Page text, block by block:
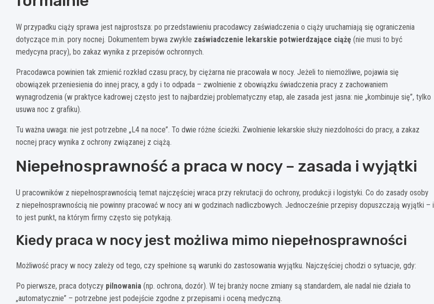
W przypadku ciąży sprawa jest najprostsza: po przedstawieniu pracodawcy zaświadczenia o ciąży uruchamiają się ograniczenia
dotyczące m.in. pory nocnej. Dokumentem bywa zwykłe zaświadczenie lekarskie potwierdzające ciążę (nie musi to być
medycyna pracy), bo zakaz wynika z przepisów ochronnych.
Pracodawca powinien tak zmienić rozkład czasu pracy, by ciężarna nie pracowała w nocy. Jeżeli to niemożliwe, pojawia się
obowiązek przeniesienia do innej pracy, a gdy i to odpada – zwolnienie z obowiązku świadczenia pracy z zachowaniem
wynagrodzenia (w praktyce kadrowej często jest to najbardziej problematyczny etap, ale zasada jest jasna: nie „kombinuje się”, tylko
usuwa noc z grafiku).
Tu ważna uwaga: nie jest potrzebne „L4 na noce”. To dwie różne ścieżki. Zwolnienie lekarskie służy niezdolności do pracy, a zakaz
nocnej pracy wynika z ochrony związanej z ciążą.
Niepełnosprawność a praca w nocy – zasada i wyjątki
U pracowników z niepełnosprawnością temat najczęściej wraca przy rekrutacji do ochrony, produkcji i logistyki. Co do zasady osoby
z niepełnosprawnością nie powinny pracować w nocy ani w godzinach nadliczbowych. Jednocześnie przepisy dopuszczają wyjątki – i
to jest punkt, na którym firmy często się potykają.
Kiedy praca w nocy jest możliwa mimo niepełnosprawności
Możliwość pracy w nocy zależy od tego, czy spełnione są warunki do zastosowania wyjątku. Najczęściej chodzi o sytuacje, gdy:
Po pierwsze, praca dotyczy pilnowania (np. ochrona, dozór). W tej branży nocne zmiany są standardem, ale nadal nie działa to
„automatycznie” – potrzebne jest podejście zgodne z przepisami i oceną medyczną.